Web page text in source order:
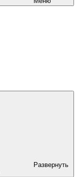
Развернуть